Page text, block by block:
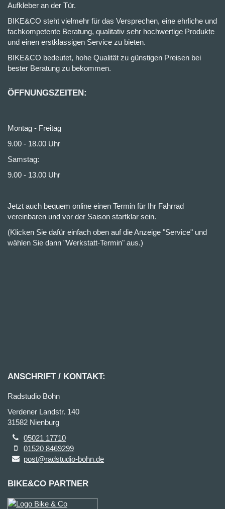
Aufkleber an der Tür.
BIKE&CO steht vielmehr für das Versprechen, eine ehrliche und
fachkompetente Beratung, qualitativ sehr hochwertige Produkte
und einen erstklassigen Service zu bieten.
BIKE&CO bedeutet, hohe Qualität zu günstigen Preisen bei
bester Beratung zu bekommen.
ÖFFNUNGSZEITEN:
Montag - Freitag
9.00 - 18.00 Uhr
Samstag:
9.00 - 13.00 Uhr
Jetzt auch bequem online einen Termin für Ihr Fahrrad
vereinbaren und vor der Saison startklar sein.
(Klicken Sie dafür einfach oben auf die Anzeige "Service" und
wählen Sie dann "Werkstatt-Termin" aus.)
ANSCHRIFT / KONTAKT:
Radstudio Bohn
Verdener Landstr. 140
31582 Nienburg
05021 17710
01520 8469299
post@radstudio-bohn.de
BIKE&CO PARTNER